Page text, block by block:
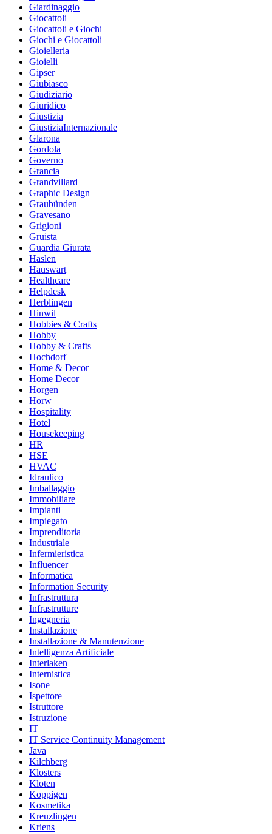
Giardinaggio
Giocattoli
Giocattoli e Giochi
Giochi e Giocattoli
Gioielleria
Gioielli
Gipser
Giubiasco
Giudiziario
Giuridico
Giustizia
GiustiziaInternazionale
Glarona
Gordola
Governo
Grancia
Grandvillard
Graphic Design
Graubünden
Gravesano
Grigioni
Gruista
Guardia Giurata
Haslen
Hauswart
Healthcare
Helpdesk
Herblingen
Hinwil
Hobbies & Crafts
Hobby
Hobby & Crafts
Hochdorf
Home & Decor
Home Decor
Horgen
Horw
Hospitality
Hotel
Housekeeping
HR
HSE
HVAC
Idraulico
Imballaggio
Immobiliare
Impianti
Impiegato
Imprenditoria
Industriale
Infermieristica
Influencer
Informatica
Information Security
Infrastruttura
Infrastrutture
Ingegneria
Installazione
Installazione & Manutenzione
Intelligenza Artificiale
Interlaken
Internistica
Isone
Ispettore
Istruttore
Istruzione
IT
IT Service Continuity Management
Java
Kilchberg
Klosters
Kloten
Koppigen
Kosmetika
Kreuzlingen
Kriens